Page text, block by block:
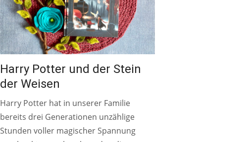
Harry Potter und der Stein
der Weisen
Harry Potter hat in unserer Familie
bereits drei Generationen unzählige
Stunden voller magischer Spannung